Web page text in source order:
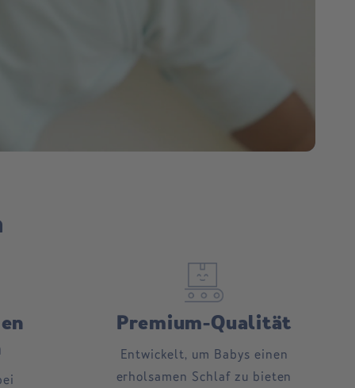
Premium-Qualität
Entwickelt, um Babys einen
erholsamen Schlaf zu bieten